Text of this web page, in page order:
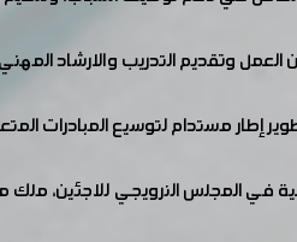
وتقديم التدريب والارشاد
إطار مستدام لتوسيع المبادرات
المجلس النرويجي للاجئين،